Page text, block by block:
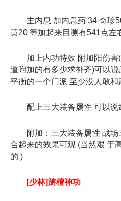
主内息 加内息药 34 奇珍
黄20 等加起来目测有541点左
加上内功特效 附加阳伤害(
道附加的有多少求补齐)可以
平衡的一个门派 至少没人敢和
配上三大装备属性 可以说
附加：三大装备属性 战场
合起来的效果可观 (当然艰 于
的 )
[少林]旃檀神功